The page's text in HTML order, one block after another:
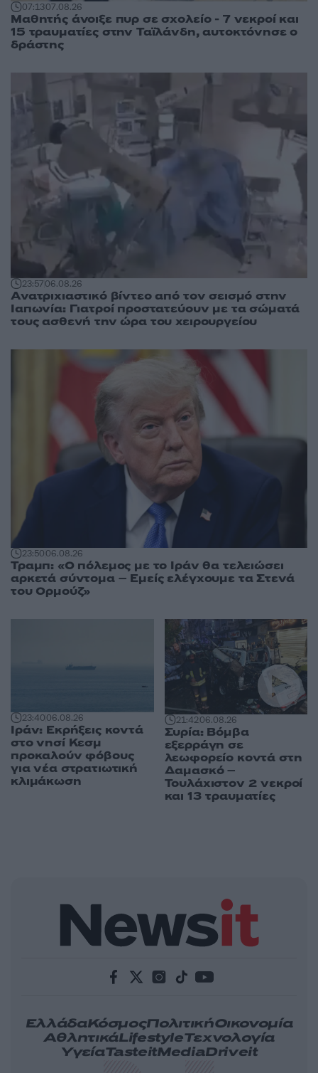
07:1307.08.26
Μαθητής άνοιξε πυρ σε σχολείο - 7 νεκροί και
15 τραυματίες στην Ταϊλάνδη, αυτοκτόνησε ο
δράστης
23:5706.08.26
Ανατριχιαστικό βίντεο από τον σεισμό στην
Ιαπωνία: Γιατροί προστατεύουν με τα σώματά
τους ασθενή την ώρα του χειρουργείου
23:5006.08.26
Τραμπ: «Ο πόλεμος με το Ιράν θα τελειώσει
αρκετά σύντομα – Εμείς ελέγχουμε τα Στενά
του Ορμούζ»
23:4006.08.26
Ιράν: Εκρήξεις κοντά
στο νησί Κεσμ
προκαλούν φόβους
για νέα στρατιωτική
κλιμάκωση
21:4206.08.26
Συρία: Βόμβα
εξερράγη σε
λεωφορείο κοντά στη
Δαμασκό –
Τουλάχιστον 2 νεκροί
και 13 τραυματίες
ΕλλάδαΚόσμοςΠολιτικήΟικονομία
ΑθλητικάLifestyleΤεχνολογία
ΥγείαTasteitMediaDriveit